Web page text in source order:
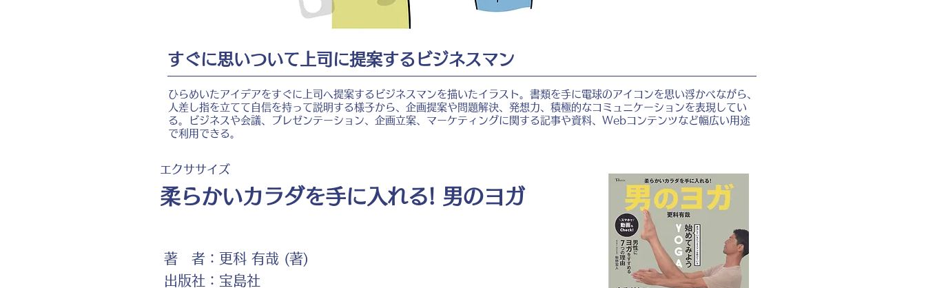
すぐに思いついて上司に提案するビジネスマン
ひらめいたアイデアをすぐに上司へ提案するビジネスマンを描いたイラスト。書類を手に電球のアイコンを思い浮かべながら、
人差し指を立てて自信を持って説明する様子から、企画提案や問題解決、発想力、積極的なコミュニケーションを表現してい
る。ビジネスや会議、プレゼンテーション、企画立案、マーケティングに関する記事や資料、Webコンテンツなど幅広い用途
で利用できる。
エクササイズ
柔らかいカラダを手に入れる! 男のヨガ
著 者：
出版社：
更科 有哉 (著)
宝島社